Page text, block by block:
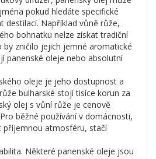
pokud hledáte specifické
destilací. Například vůně růže,
bohnatku nelze získat tradiční
zničilo jejich jemné aromatické
panenské oleje nebo absolutní
oleje je jeho dostupnost a
bulharské stojí tisíce korun za
olej s vůní růže je cenově
běžné používání v domácnosti,
příjemnou atmosféru, stačí
Některé panenské oleje jsou